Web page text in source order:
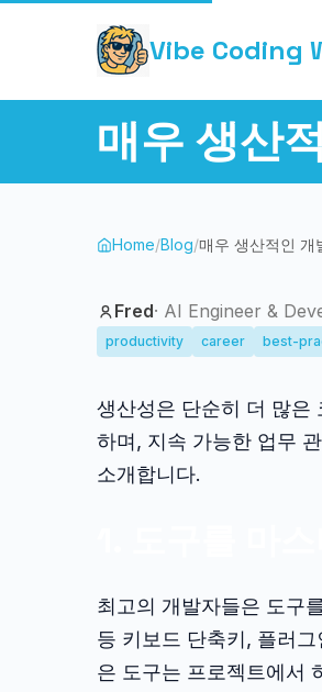
Vibe Coding
매우 생산
Home/Blog/매우 생산적인 개
Fred· AI Engineer &
productivity career best-
생산성은 단순히 더 많은
하며, 지속 가능한 업무
소개합니다.
최고의 개발자들은 도구
등 키보드 단축키, 플러
은 도구는 프로젝트에서